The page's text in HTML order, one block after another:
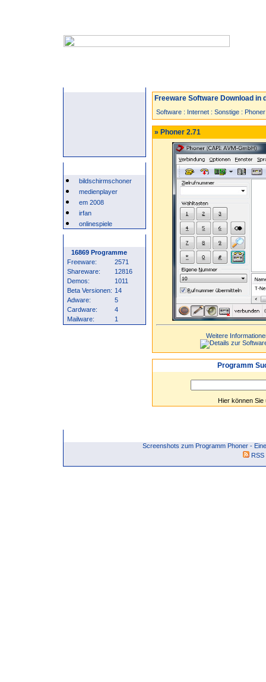
bildschirmschoner
medienplayer
em 2008
irfan
onlinespiele
16869 Programme
Freeware:
2571
Shareware:
12816
Demos:
1011
Beta Versionen: 14
Adware:
5
Cardware:
4
Mailware:
1
Freeware Software Download in
Software : Internet : Sonstige : Phoner
» Phoner 2.71
Weitere
Programm
Hier können
Screenshots zum Programm Phoner -